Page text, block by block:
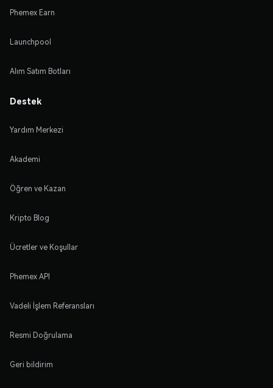
Phemex Earn
Launchpool
Alım Satım Botları
Destek
Yardım Merkezi
Akademi
Öğren ve Kazan
Kripto Blog
Ücretler ve Koşullar
Phemex API
Vadeli İşlem Referansları
Resmi Doğrulama
Geri bildirim